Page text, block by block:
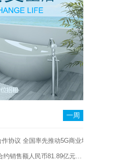
一周
协议 全国率先推动5G商业场景应用…
约销售额人民币81.89亿元…